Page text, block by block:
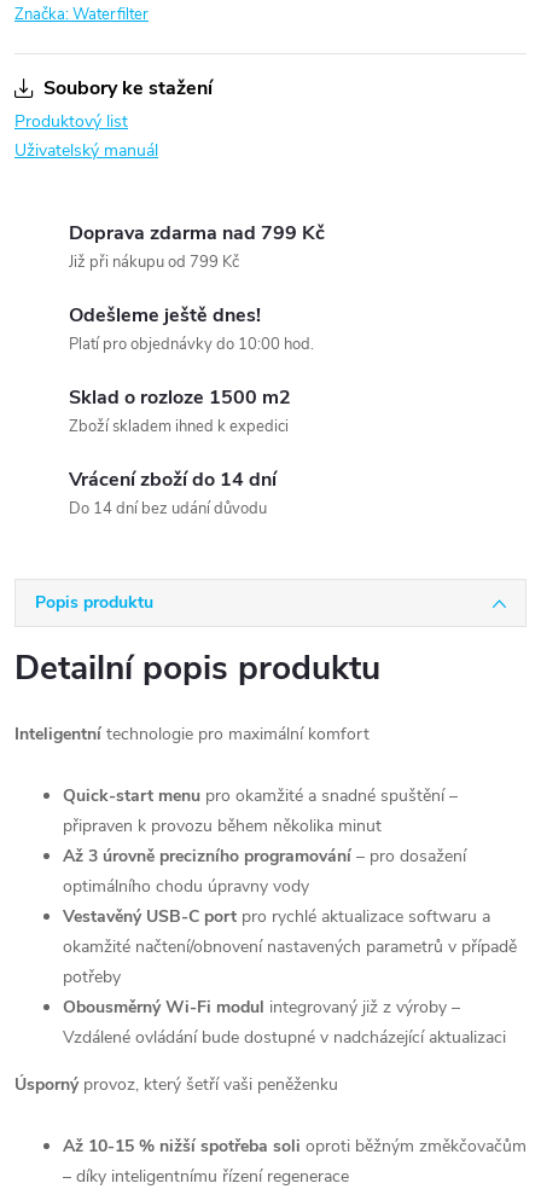
Značka:Waterfilter
Soubory ke stažení
Produktový list
Uživatelský manuál
Doprava zdarma nad 799 Kč
Již při nákupu od 799 Kč
Odešleme ještě dnes!
Platí pro objednávky do 10:00 hod.
Sklad o rozloze 1500 m2
Zboží skladem ihned k expedici
Vrácení zboží do 14 dní
Do 14 dní bez udání důvodu
Popis produktu
Detailní popis produktu
Inteligentní technologie pro maximální komfort
Quick-start menu pro okamžité a snadné spuštění –
připraven k provozu během několika minut
Až 3 úrovně precizního programování – pro dosažení
optimálního chodu úpravny vody
Vestavěný USB-C port pro rychlé aktualizace softwaru a
okamžité načtení/obnovení nastavených parametrů v případě
potřeby
Obousměrný Wi-Fi modul integrovaný již z výroby –
Vzdálené ovládání bude dostupné v nadcházející aktualizaci
Úspornýprovoz, který šetří vaši peněženku
Až 10-15 % nižší spotřeba soli oproti běžným změkčovačům
– díky inteligentnímu řízení regenerace